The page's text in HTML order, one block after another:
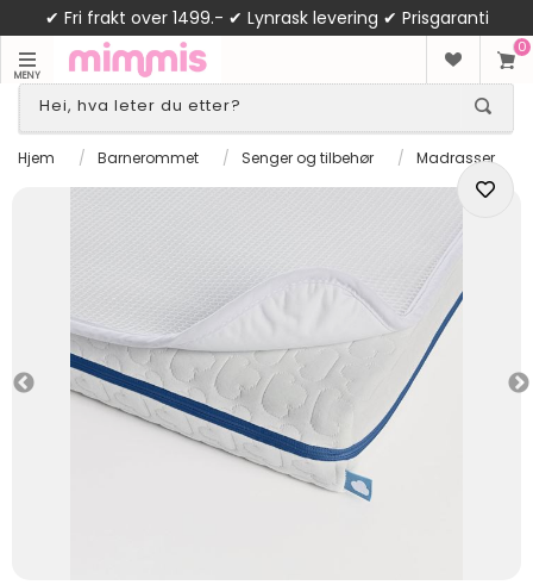
✔ Fri frakt over 1499.- ✔ Lynrask levering ✔ Prisgaranti
MENY
0
Hjem / Barnerommet / Senger og tilbehør / Madrasser